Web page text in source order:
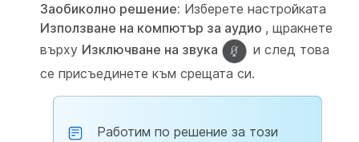
Заобиколно решение: Изберете настройката
Използване на компютър за аудио , щракнете
върху Изключване на звука
и след това
се присъединете към срещата си.
Работим по решение за този